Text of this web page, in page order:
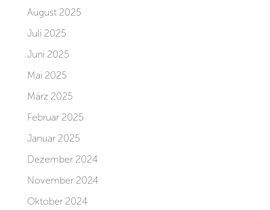
August 2025
Juli 2025
Juni 2025
Mai 2025
März 2025
Februar 2025
Januar 2025
Dezember 2024
November 2024
Oktober 2024